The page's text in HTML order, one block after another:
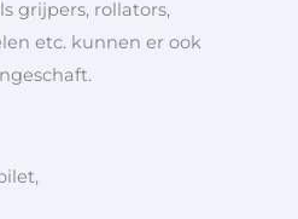
grijpers, rollators,
etc. kunnen er ook